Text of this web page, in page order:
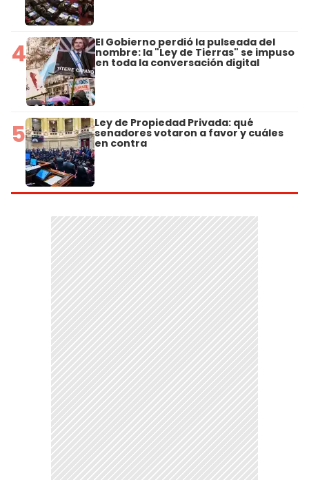
4 El Gobierno perdió la pulseada del
nombre: la "Ley de Tierras" se impuso
en toda la conversación digital
5 Ley de Propiedad Privada: qué
senadores votaron a favor y cuáles
en contra